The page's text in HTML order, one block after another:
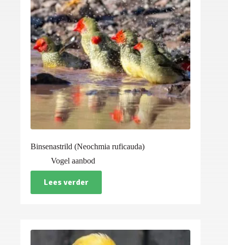
Binsenastrild (Neochmia ruficauda)
Vogel aanbod
Lees verder